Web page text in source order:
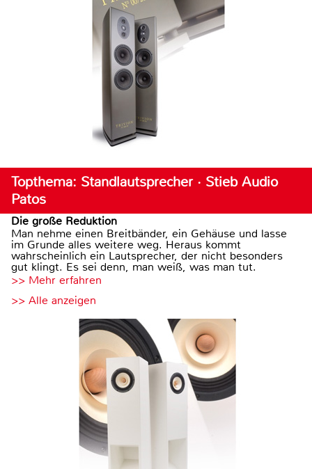
Topthema: Standlautsprecher · Stieb Audio
Patos
Die große Reduktion
Man nehme einen Breitbänder, ein Gehäuse und lasse
im Grunde alles weitere weg. Heraus kommt
wahrscheinlich ein Lautsprecher, der nicht besonders
gut klingt. Es sei denn, man weiß, was man tut.
>> Mehr erfahren
>> Alle anzeigen